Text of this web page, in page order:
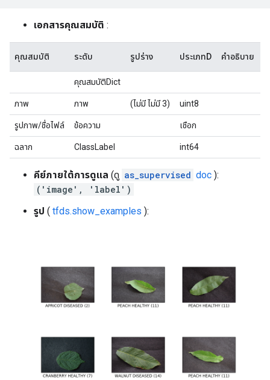
เอกสารคุณสมบัติ :
คุณสมบัติ ระดับ รูปร่าง ประเภทD คำอธิบาย
คุณสมบัติDict
ภาพ ภาพ (ไม่มี ไม่มี 3) uint8
รูปภาพ/ชื่อไฟล์ ข้อความ เชือก
ฉลาก ClassLabel int64
คีย์ภายใต้การดูแล (ดู as_supervised doc ):
('image', 'label')
รูป ( tfds.show_examples ):